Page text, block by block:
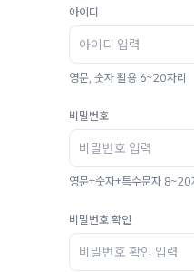
아이디
영문, 숫자 활용 6~20자리
비밀번호
영문+숫자+특수문자 8~20
비밀번호 확인